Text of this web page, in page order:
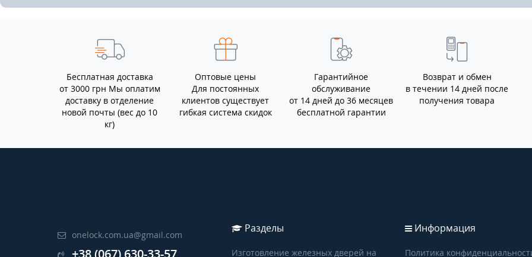
Бесплатная доставка
от 3000 грн Мы оплатим
доставку в отделение
новой почты (вес до 10
кг)
Оптовые цены
Для постоянных
клиентов существует
гибкая система скидок
Гарантийное
обслуживание
от 14 дней до 36 месяцев
бесплатной гарантии
Возврат и обмен
в течении 14 дней после
получения товара
onelock.com.ua@gmail.com
+38 (067) 630-33-57
Разделы
Изготовление железных дверей на
Информация
Политика